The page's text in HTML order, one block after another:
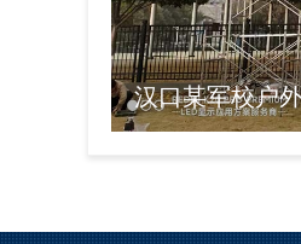
汉口某军校户